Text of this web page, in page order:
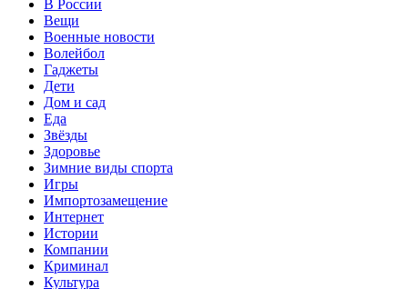
В России
Вещи
Военные новости
Волейбол
Гаджеты
Дети
Дом и сад
Еда
Звёзды
Здоровье
Зимние виды спорта
Игры
Импортозамещение
Интернет
Истории
Компании
Криминал
Культура